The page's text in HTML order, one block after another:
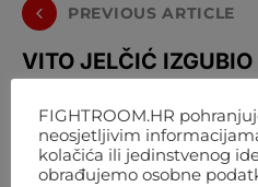
PREVIOUS ARTICLE
VITO JELČIĆ
FIGHTROOM.HR
neosjetljivim
kolačića ili jedinstvenog
obrađujemo osobne